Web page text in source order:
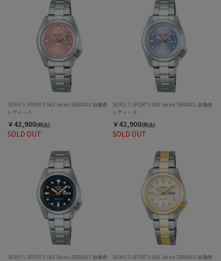
SOLD OUT
SEIKO 5 SPORTS SKX Series SRRA003 自動巻
レディース
￥42,900(税込)
SOLD OUT
SEIKO 5 SPORTS SKX Series SRRA001 自動巻
レディース
￥42,900(税込)
SEIKO 5 SPORTS SKX Series SRRA007 自動巻
SEIKO 5 SPORTS SKX Series SRRA002 自動巻